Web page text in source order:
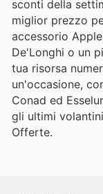
sconti della
miglior prezzo
accessorio
De'Longhi o un
tua risorsa
un'occasione,
Conad ed
gli ultimi
Offerte.